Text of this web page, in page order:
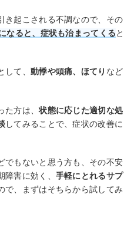
き起こされる不調なので、その
なると、症状も治まってくると
して、動悸や頭痛、ほてり など
た方は、状態に応じた適切な処
してみることで、症状の改善に
でもないと思う方も、その不安
害に効く、 手軽にとれるサプ
で、まずはそちらから試してみ